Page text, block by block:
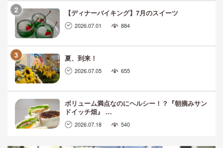
【ディナーバイキング】7月のスイーツ
2026.07.01 884
夏、到来！
2026.07.05 655
ボリューム満点なのにヘルシー！？『朝摘みサン
ドイッチ畑』 …
2026.07.18 540